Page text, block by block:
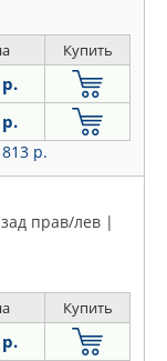
Купить
р.
прав/лев |
Купить